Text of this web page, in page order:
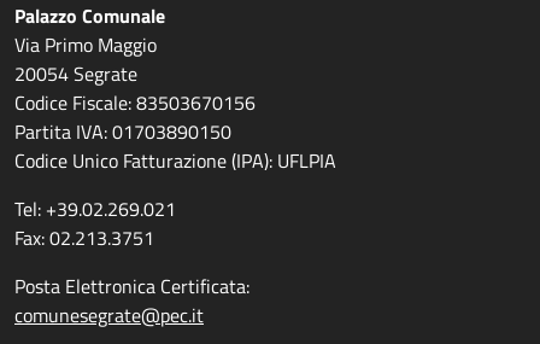
Palazzo Comunale
Via Primo Maggio
20054 Segrate
Codice Fiscale: 83503670156
Partita IVA: 01703890150
Codice Unico Fatturazione (IPA): UFLPIA
Tel: +39.02.269.021
Fax: 02.213.3751
Posta Elettronica Certificata:
comunesegrate@pec.it